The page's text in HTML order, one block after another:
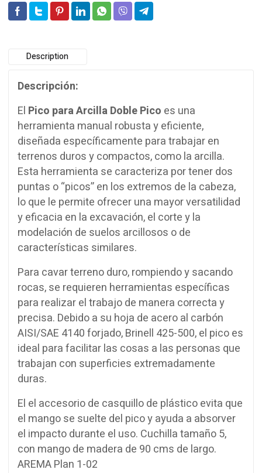
Description
Descripción:
El Pico para Arcilla Doble Pico es una
herramienta manual robusta y eficiente,
diseñada específicamente para trabajar en
terrenos duros y compactos, como la arcilla.
Esta herramienta se caracteriza por tener dos
puntas o “picos” en los extremos de la cabeza,
lo que le permite ofrecer una mayor versatilidad
y eficacia en la excavación, el corte y la
modelación de suelos arcillosos o de
características similares.
Para cavar terreno duro, rompiendo y sacando
rocas, se requieren herramientas específicas
para realizar el trabajo de manera correcta y
precisa. Debido a su hoja de acero al carbón
AISI/SAE 4140 forjado, Brinell 425-500, el pico es
ideal para facilitar las cosas a las personas que
trabajan con superficies extremadamente
duras.
El el accesorio de casquillo de plástico evita que
el mango se suelte del pico y ayuda a absorver
el impacto durante el uso. Cuchilla tamaño 5,
con mango de madera de 90 cms de largo.
AREMA Plan 1-02